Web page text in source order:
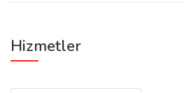
Hizmetler